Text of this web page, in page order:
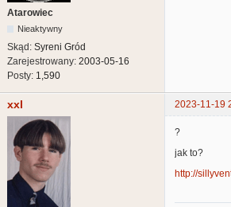
Atarowiec
Nieaktywny
Skąd: Syreni Gród
Zarejestrowany: 2003-05-16
Posty: 1,590
xxl 2023-11-19
?
jak to?
http://